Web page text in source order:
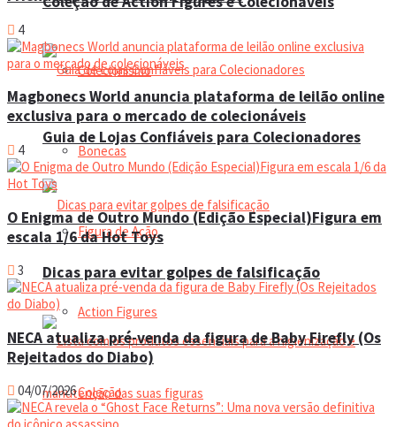
Colecionismo
Bonecas
Figura de Ação
Action Figures
Coleção
Guia de Lojas Confiáveis para Colecionadores
Dicas para evitar golpes de falsificação
4
Magbonecs World anuncia plataforma de leilão online
exclusiva para o mercado de colecionáveis
4
O Enigma de Outro Mundo (Edição Especial)Figura em
escala 1/6 da Hot Toys
3
NECA atualiza pré-venda da figura de Baby Firefly (Os
Rejeitados do Diabo)
04/07/2026